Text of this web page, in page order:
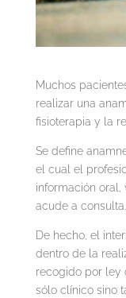
Muchos
realizar una
fisioterapia y la
Se define
el cual el
información
acude a consulta.
De hecho, el
dentro de la
recogido por ley
sólo clínico sino